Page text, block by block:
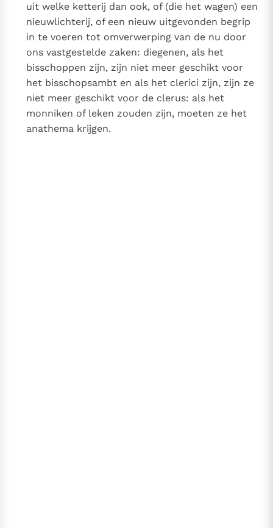
uit welke ketterij dan ook, of (die het wagen) een
nieuwlichterij, of een nieuw uitgevonden begrip
in te voeren tot omverwerping van de nu door
ons vastgestelde zaken: diegenen, als het
bisschoppen zijn, zijn niet meer geschikt voor
het bisschopsambt en als het clerici zijn, zijn ze
niet meer geschikt voor de clerus: als het
monniken of leken zouden zijn, moeten ze het
anathema krijgen.